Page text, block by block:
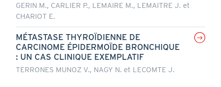
GERIN M., CARLIER P., LEMAIRE M., LEMAITRE J. et
CHARIOT E.
MÉTASTASE THYROÏDIENNE DE
CARCINOME ÉPIDERMOÏDE BRONCHIQUE
: UN CAS CLINIQUE EXEMPLATIF
TERRONES MUNOZ V., NAGY N. et LECOMTE J.